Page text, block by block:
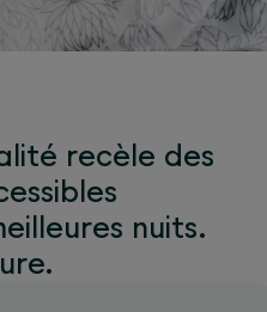
recèle des
nuits.